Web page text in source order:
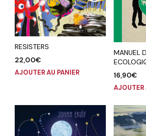
RESISTERS
22,00€
AJOUTER AU PANIER
MANUEL
16,90€
AJOUTER